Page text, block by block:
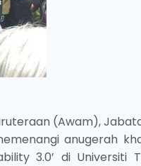
(Awam),
anugerah
3.0’ di Universiti